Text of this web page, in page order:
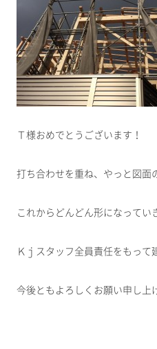
Ｔ様おめでとうございます！
打ち合わせを重ね、やっと図面
これからどんどん形になってい
Ｋｊスタッフ全員責任をもって
今後ともよろしくお願い申し上